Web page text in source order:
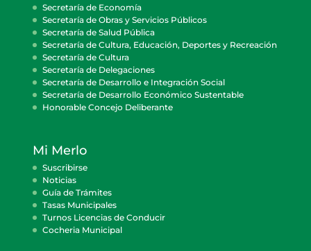
Secretaría de Economía
Secretaría de Obras y Servicios Públicos
Secretaría de Salud Pública
Secretaría de Cultura, Educación, Deportes y Recreación
Secretaría de Cultura
Secretaría de Delegaciones
Secretaría de Desarrollo e Integración Social
Secretaría de Desarrollo Económico Sustentable
Honorable Concejo Deliberante
Mi Merlo
Suscribirse
Noticias
Guía de Trámites
Tasas Municipales
Turnos Licencias de Conducir
Cocheria Municipal